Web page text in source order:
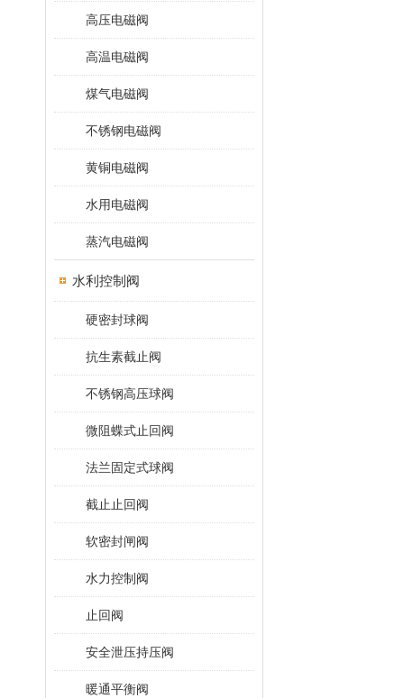
高压电磁阀
高温电磁阀
煤气电磁阀
不锈钢电磁阀
黄铜电磁阀
水用电磁阀
蒸汽电磁阀
水利控制阀
硬密封球阀
抗生素截止阀
不锈钢高压球阀
微阻蝶式止回阀
法兰固定式球阀
截止止回阀
软密封闸阀
水力控制阀
止回阀
安全泄压持压阀
暖通平衡阀